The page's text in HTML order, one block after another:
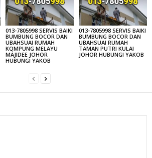
013-7805998 SERVIS BAIKI
BUMBUNG BOCOR DAN
UBAHSUAI RUMAH
KQMPUNG MELAYU
MAJIDEE JOHOR
HUBUNGI YAKOB
013-7805998 SERVIS BAIKI
BUMBUNG BOCOR DAN
UBAHSUAI RUMAH
TAMAN PUTRI KULAI
JOHOR HUBUNGI YAKOB